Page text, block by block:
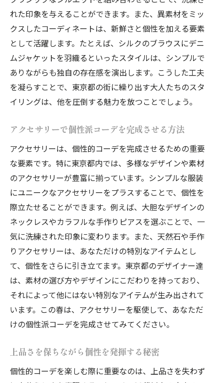
東京都で楽しむ大人のための個性的コーデテク
ニック
小物使いでぐっとおしゃれ度を上げる
シンプルなアイテムにひとひねり加える
東京都のライフスタイルに合わせたスタイ
ル選び
大人の知恵で実現する洗練されたコーデ
ファッションで彩る東京都の一日
れた印象を与えることができます。また、異素材をミッ
クスしたコーディネートは、新鮮さと個性を加える要素
として活躍します。たとえば、シルクのブラウスにデニ
ムジャケットを羽織るといったスタイルは、シンプルで
ありながらも独自の存在感を演出します。こうした工夫
を凝らすことで、東京都の街に繰り出す大人たちのスタ
イリングは、他を圧倒する魅力を放つことでしょう。
アクセサリーで個性派コーデを完成させる方法
アクセサリーは、個性的コーデを完成させるための重要
な要素です。特に東京都内では、多様なデザインや素材
のアクセサリーが豊富に揃っています。シンプルな服装
にユニークなアクセサリーをプラスすることで、個性を
際立たせることができます。例えば、大胆なデザインの
ネックレスやカラフルな手作りピアスを選ぶことで、一
気に洗練された印象に変わります。また、天然石や手作
りアクセサリーは、あなただけの特別なアイテムとし
て、個性をさらに引き立てます。東京都のデザイナー達
は、素材の選び方やデザインにこだわりを持っており、
それによって他にはない特別なアイテムが生み出されて
います。この春は、アクセサリーを駆使して、あなただ
けの個性派コーデを完成させてみてください。
上品さを保ちながら個性を発揮する秘密
個性的コーデを楽しむ際に重要なのは、上品さを失わず